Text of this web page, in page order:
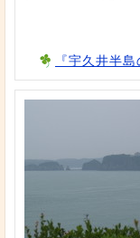
『宇久井半